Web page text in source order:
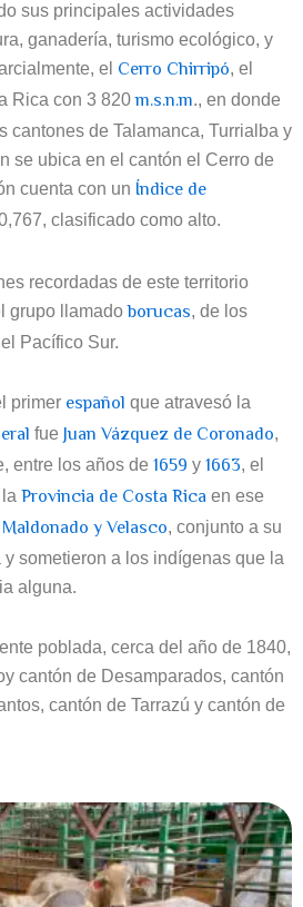
sus principales actividades
ganadería, turismo ecológico, y
el Cerro Chirripó, el
Rica con 3 820m.s.n.m., en donde
cantones de Talamanca, Turrialba y
se ubica en el cantón el Cerro de
cuenta con un Índice de
clasificado como alto.
recordadas de este territorio
grupo llamadoborucas, de los
Pacífico Sur.
primer español que atravesó la
fue Juan Vázquez de Coronado,
entre los años de 1659 y 1663, el
Provincia de Costa Rica en ese
y Velasco, conjunto a su
sometieron a los indígenas que la
alguna.
poblada, cerca del año de 1840,
cantón de Desamparados, cantón
cantón de Tarrazú y cantón de